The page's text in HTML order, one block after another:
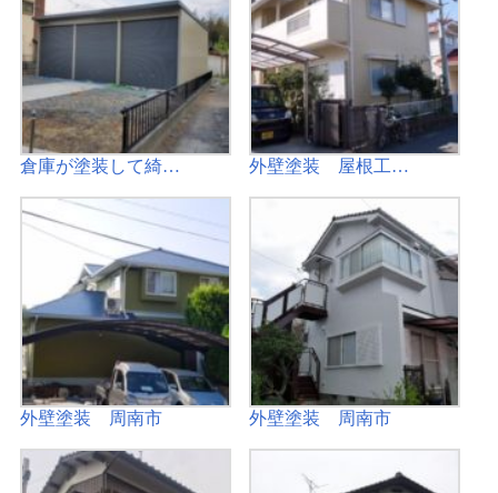
倉庫が塗装して綺… 外壁塗装 屋根工…
外壁塗装 周南市 外壁塗装 周南市